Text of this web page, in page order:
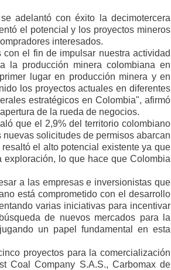
adelantó con éxito la decimotercera
el potencial y los proyectos mineros
interesados.
el fin de impulsar nuestra actividad
la producción minera colombiana en
lugar en producción minera y en
los proyectos actuales en diferentes
estratégicos en Colombia", afirmó
de la rueda de negocios.
que el 2,9% del territorio colombiano
solicitudes de permisos abarcan
el alto potencial existente ya que
lo que hace que Colombia
a las empresas e inversionistas que
está comprometido con el desarrollo
varias iniciativas para incentivar
de nuevos mercados para la
un papel fundamental en esta
proyectos para la comercialización
Coal Company S.A.S., Carbomax de